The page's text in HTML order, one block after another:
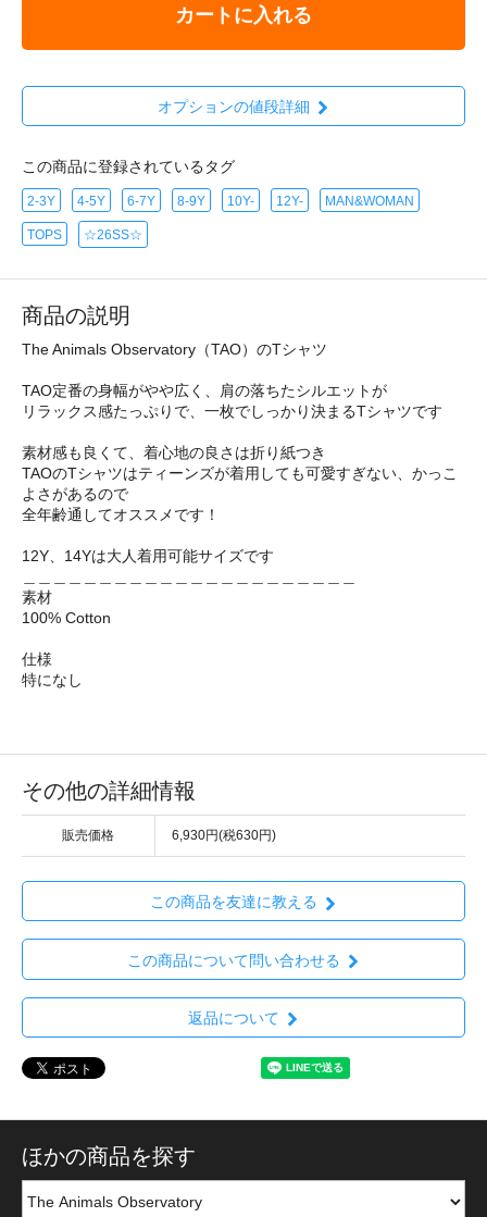
カートに入れる
オプションの値段詳細
この商品に登録されているタグ
2-3Y 4-5Y 6-7Y 8-9Y 10Y- 12Y- MAN&WOMAN
TOPS ☆26SS☆
商品の説明
The Animals Observatory（TAO）のTシャツ
TAO定番の身幅がやや広く、肩の落ちたシルエットが
リラックス感たっぷりで、一枚でしっかり決まるTシャツです
素材感も良くて、着心地の良さは折り紙つき
TAOのTシャツはティーンズが着用しても可愛すぎない、かっこ
よさがあるので
全年齢通してオススメです！
12Y、14Yは大人着用可能サイズです
素材
100% Cotton
仕様
特になし
その他の詳細情報
販売価格 6,930円(税630円)
この商品を友達に教える
この商品について問い合わせる
返品について
ほかの商品を探す